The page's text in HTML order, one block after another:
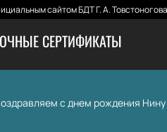
сайтом БДТ Г. А.
СЕРТИФИКАТЫ
с днем poждeния